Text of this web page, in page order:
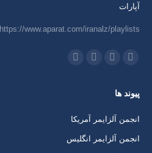
آپارات
https://www.aparat.com/iranalz/playlists
ما را دنبال کنید در:
کردن
پنجرهپنجرهپنجرهپنجره
پیوند ها
انجمن آلزایمر آمریکا
انجمن آلزایمر انگلیس